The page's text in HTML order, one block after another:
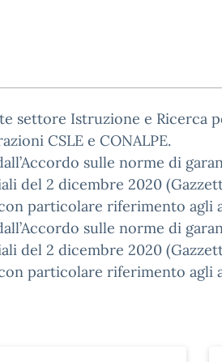
settore Istruzione e Ricerca
CSLE e CONALPE.
sulle norme di
del 2 dicembre 2020
particolare riferimento agli
sulle norme di
del 2 dicembre 2020
particolare riferimento agli